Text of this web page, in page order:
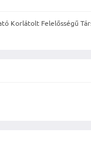
Korlátolt Felelősségű